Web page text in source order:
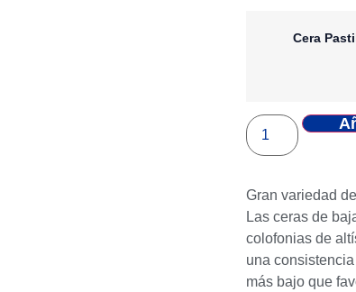
Cera
Gran variedad
Las ceras de
colofonias de
una
más bajo que